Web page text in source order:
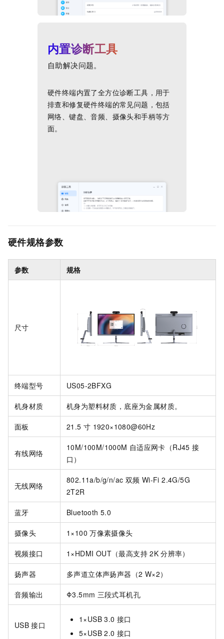
内置诊断工具
自助解决问题。
硬件终端内置了全方位诊断工具，用于
排查和修复硬件终端的常见问题，包括
网络、键盘、音频、摄像头和手柄等方
面。
硬件规格参数
参数 规格
尺寸
终端型号 US05-2BFXG
机身材质 机身为塑料材质，底座为金属材质。
面板 21.5 寸 1920×1080@60Hz
有线网络
10M/100M/1000M 自适应网卡（RJ45 接
口）
无线网络
802.11a/b/g/n/ac 双频 Wi-Fi 2.4G/5G
2T2R
蓝牙 Bluetooth 5.0
摄像头 1×100 万像素摄像头
视频接口 1×HDMI OUT（最高支持 2K 分辨率）
扬声器 多声道立体声扬声器（2 W×2）
音频输出 Φ3.5mm 三段式耳机孔
USB 接口
1×USB 3.0 接口
5×USB 2.0 接口